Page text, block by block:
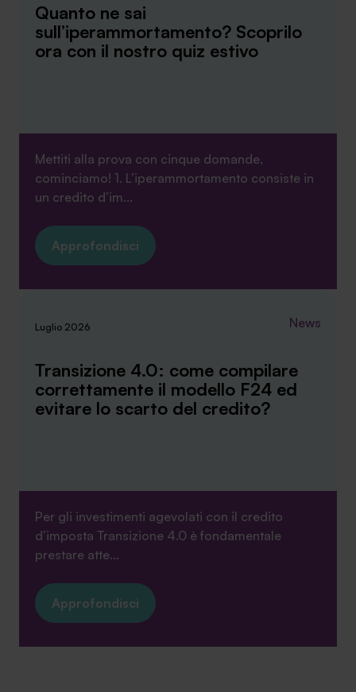
Quanto ne sai
sull’iperammortamento? Scoprilo
ora con il nostro quiz estivo
Mettiti alla prova con cinque domande,
cominciamo! 1. L’iperammortamento consiste in
un credito d’im...
Approfondisci
Luglio 2026 News
Transizione 4.0: come compilare
correttamente il modello F24 ed
evitare lo scarto del credito?
Per gli investimenti agevolati con il credito
d’imposta Transizione 4.0 è fondamentale
prestare atte...
Approfondisci